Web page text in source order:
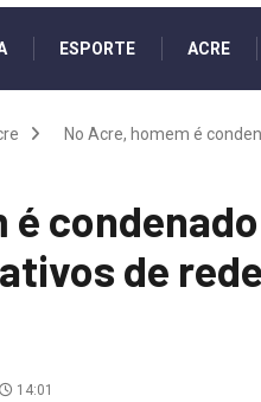
ESPORTE ACRE
No Acre, homem é
é
de
14:01